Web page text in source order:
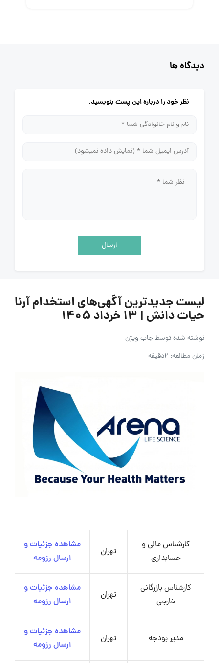
دیدگاه ها
نظر خود را درباره این پست بنویسید.
ارسال
لیست جدیدترین آگهی‌های استخدام آرنا
حیات دانش | ۱۳ خرداد ۱۴۰۵
نوشته شده توسطجاب ویژن
زمان مطالعه: 2دقیقه
کارشناس مالی و
حسابداری
تهران
مشاهده جزئیات و
ارسال رزومه
کارشناس بازرگانی
خارجی
تهران
مشاهده جزئیات و
ارسال رزومه
مدیر بودجه تهران
مشاهده جزئیات و
ارسال رزومه